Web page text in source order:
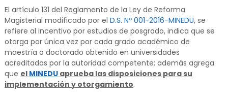
El artículo 131 del Reglamento de la Ley de Reforma
Magisterial modificado por el D.S. Nº 001-2016-MINEDU, se
refiere al incentivo por estudios de posgrado, indica que se
otorga por única vez por cada grado académico de
maestría o doctorado obtenido en universidades
acreditadas por la autoridad competente; además agrega
que el MINEDUaprueba las disposiciones para su
implementación y otorgamiento.